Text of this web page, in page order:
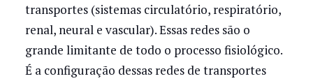
transportes (sistemas circulatório, respiratório,
renal, neural e vascular). Essas redes são o
grande limitante de todo o processo fisiológico.
É a configuração dessas redes de transportes